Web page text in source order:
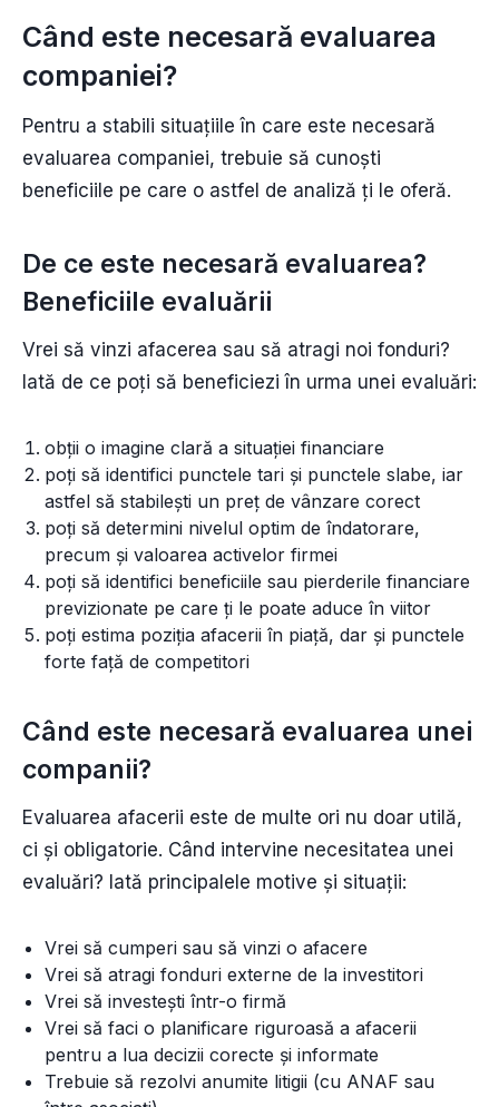
Când este necesară evaluarea
companiei?
Pentru a stabili situațiile în care este necesară
evaluarea companiei, trebuie să cunoști
beneficiile pe care o astfel de analiză ți le oferă.
De ce este necesară evaluarea?
Beneficiile evaluării
Vrei să vinzi afacerea sau să atragi noi fonduri?
Iată de ce poți să beneficiezi în urma unei evaluări:
obții o imagine clară a situației financiare
poți să identifici punctele tari și punctele slabe, iar
astfel să stabilești un preț de vânzare corect
poți să determini nivelul optim de îndatorare,
precum și valoarea activelor firmei
poți să identifici beneficiile sau pierderile financiare
previzionate pe care ți le poate aduce în viitor
poți estima poziția afacerii în piață, dar și punctele
forte față de competitori
Când este necesară evaluarea unei
companii?
Evaluarea afacerii este de multe ori nu doar utilă,
ci și obligatorie. Când intervine necesitatea unei
evaluări? Iată principalele motive și situații:
Vrei să cumperi sau să vinzi o afacere
Vrei să atragi fonduri externe de la investitori
Vrei să investești într-o firmă
Vrei să faci o planificare riguroasă a afacerii
pentru a lua decizii corecte și informate
Trebuie să rezolvi anumite litigii (cu ANAF sau